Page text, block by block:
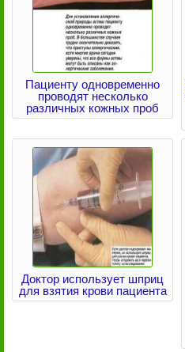
Пациенту одновременно
проводят несколько
различных кожных проб
Доктор использует шприц
для взятия крови пациента